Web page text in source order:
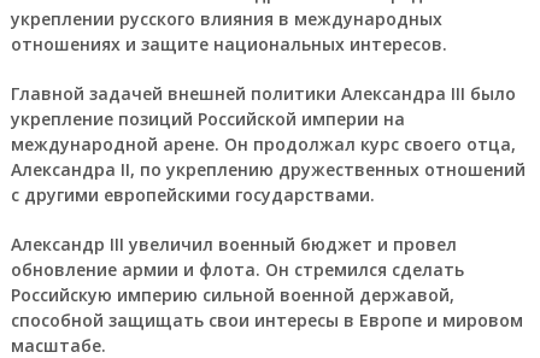
укреплении русского влияния в международных
отношениях и защите национальных интересов.
Главной задачей внешней политики Александра III было
укрепление позиций Российской империи на
международной арене. Он продолжал курс своего отца,
Александра II, по укреплению дружественных отношений
с другими европейскими государствами.
Александр III увеличил военный бюджет и провел
обновление армии и флота. Он стремился сделать
Российскую империю сильной военной державой,
способной защищать свои интересы в Европе и мировом
масштабе.